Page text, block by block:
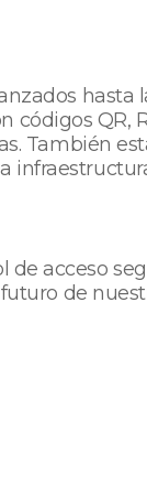
hasta
códigos QR,
También
acceso
de